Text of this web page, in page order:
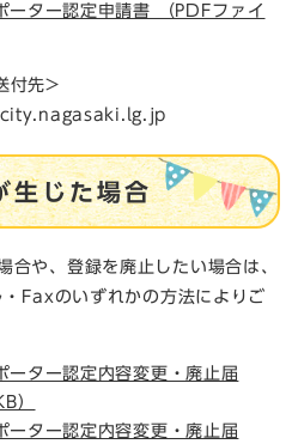
ーター認定申請書 （PDFファイ
付先>
生じた場合
合や、登録を廃止したい場合は、
Faxのいずれかの方法によりご
ーター認定内容変更・廃止届
）
ーター認定内容変更・廃止届